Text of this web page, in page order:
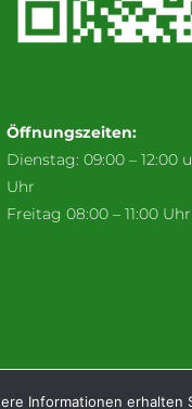
Öffnungszeiten:
Dienstag: 09:00 – 12:00
Uhr
Freitag 08:00 – 11:00 Uhr
Informationen erhalten